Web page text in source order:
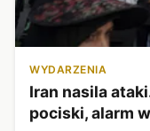
WYDARZENIA
Iran nasila
pociski, alarm